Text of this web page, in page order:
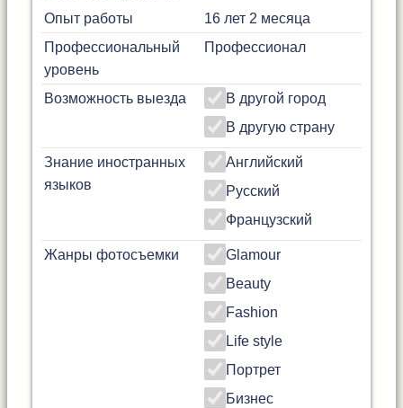
Опыт работы
16 лет 2 месяца
Профессиональный
уровень
Профессионал
Возможность выезда
В другой город
В другую страну
Знание иностранных
языков
Английский
Русский
Французский
Жанры фотосъемки
Glamour
Beauty
Fashion
Life style
Портрет
Бизнес